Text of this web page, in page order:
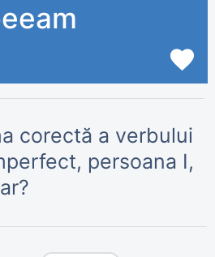
favorite
corectă a verbului
persoana I,